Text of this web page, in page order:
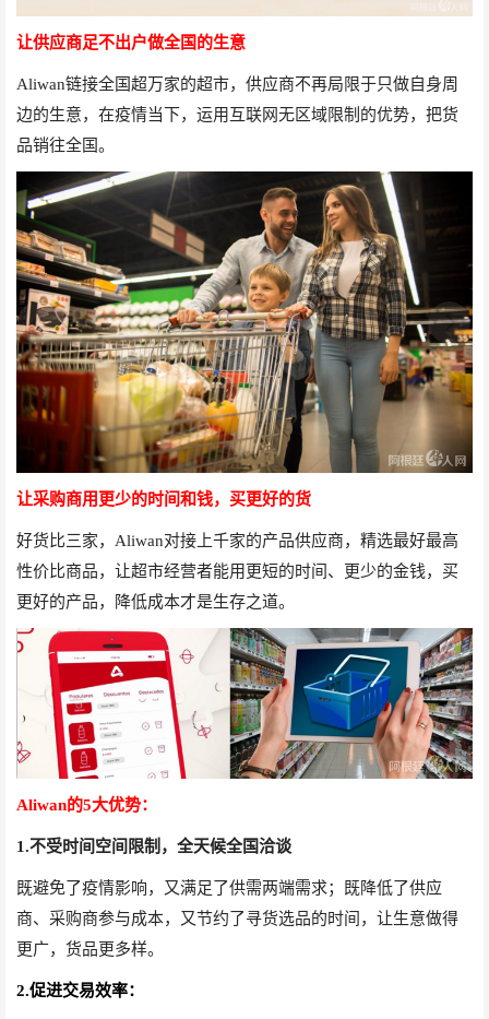
让供应商足不出户做全国的生意
Aliwan链接全国超万家的超市，供应商不再局限于只做自身周
边的生意，在疫情当下，运用互联网无区域限制的优势，把货
品销往全国。
让采购商用更少的时间和钱，买更好的货
好货比三家， Aliwan对接上千家的产品供应商，精选最好最高
性价比商品，让超市经营者能用更短的时间、更少的金钱，买
更好的产品，降低成本才是生存之道。
Aliwan的5大优势：
1.不受时间空间限制，全天候全国洽谈
既避免了疫情影响，又满足了供需两端需求；既降低了供应
商、采购商参与成本，又节约了寻货选品的时间，让生意做得
更广，货品更多样。
2.促进交易效率：